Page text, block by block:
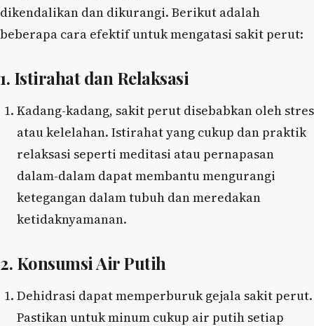
dikendalikan dan dikurangi. Berikut adalah
beberapa cara efektif untuk mengatasi sakit perut:
1. Istirahat dan Relaksasi
Kadang-kadang, sakit perut disebabkan oleh stres
atau kelelahan. Istirahat yang cukup dan praktik
relaksasi seperti meditasi atau pernapasan
dalam-dalam dapat membantu mengurangi
ketegangan dalam tubuh dan meredakan
ketidaknyamanan.
2. Konsumsi Air Putih
Dehidrasi dapat memperburuk gejala sakit perut.
Pastikan untuk minum cukup air putih setiap